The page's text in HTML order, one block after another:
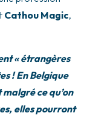
Cathou Magic,
« étrangères
! En Belgique
ce qu’on
elles pourront